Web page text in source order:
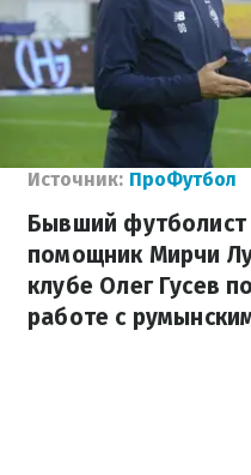
Источник: ПроФутбол
Бывший футболист
помощник Мирчи
клубе Олег Гусев
работе с